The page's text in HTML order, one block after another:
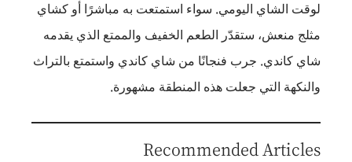
لوقت الشاي اليومي. سواء استمتعت به مباشرًا أو كشاي
مثلج منعش، ستقدّر الطعم الخفيف والممتع الذي يقدمه
شاي كاندي. جرب فنجانًا من شاي كاندي واستمتع بالتراث
والنكهة التي جعلت هذه المنطقة مشهورة.
Recommended Articles